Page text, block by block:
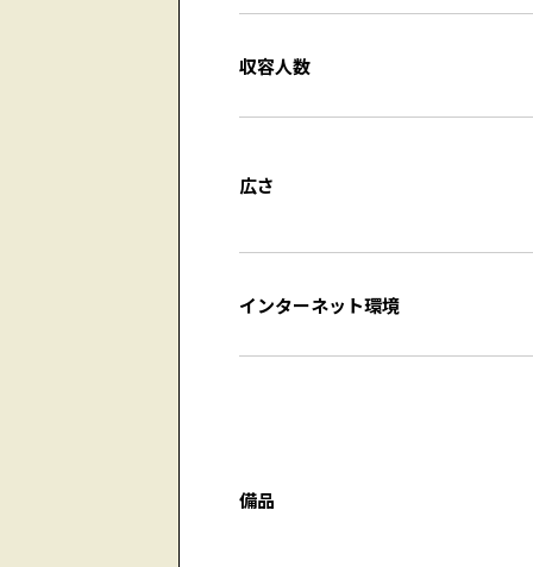
収容人数
広さ
インターネット環境
備品